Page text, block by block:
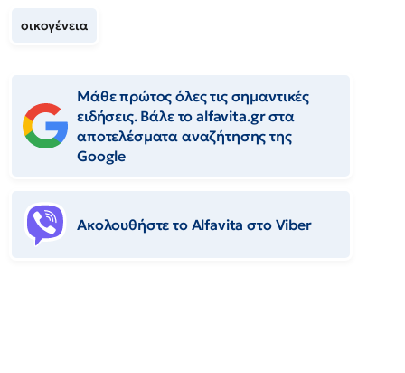
οικογένεια
Μάθε πρώτος όλες τις σημαντικές
ειδήσεις. Βάλε το alfavita.gr στα
αποτελέσματα αναζήτησης της
Google
Ακολουθήστε το Αlfavita στο Viber